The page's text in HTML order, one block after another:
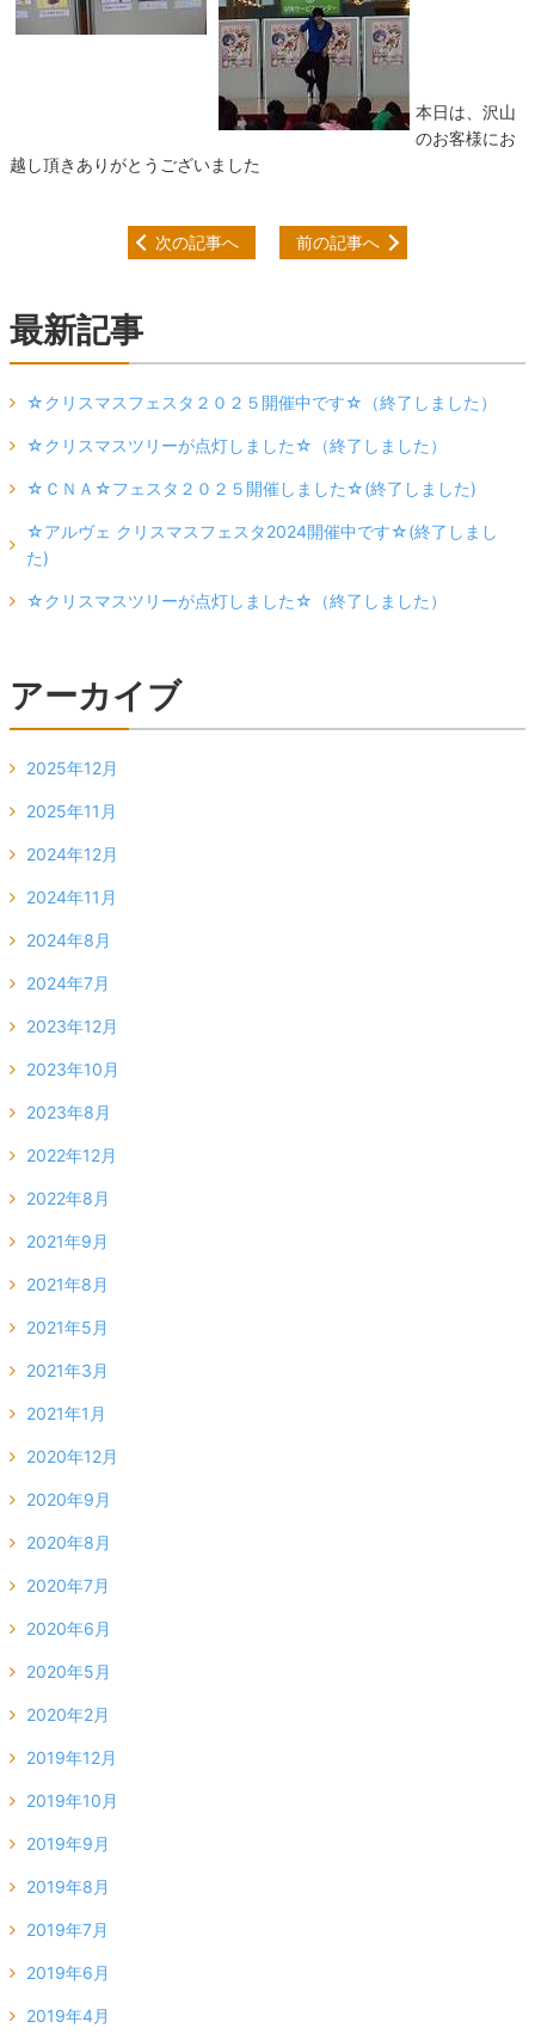
本日は、沢山
のお客様にお
越し頂きありがとうございました
次の記事へ 前の記事へ
最新記事
☆クリスマスフェスタ２０２５開催中です☆（終了しました）
☆クリスマスツリーが点灯しました☆（終了しました）
☆ＣＮＡ☆フェスタ２０２５開催しました☆(終了しました)
☆アルヴェ クリスマスフェスタ2024開催中です☆(終了しまし
た)
☆クリスマスツリーが点灯しました☆（終了しました）
アーカイブ
2025年12月
2025年11月
2024年12月
2024年11月
2024年8月
2024年7月
2023年12月
2023年10月
2023年8月
2022年12月
2022年8月
2021年9月
2021年8月
2021年5月
2021年3月
2021年1月
2020年12月
2020年9月
2020年8月
2020年7月
2020年6月
2020年5月
2020年2月
2019年12月
2019年10月
2019年9月
2019年8月
2019年7月
2019年6月
2019年4月